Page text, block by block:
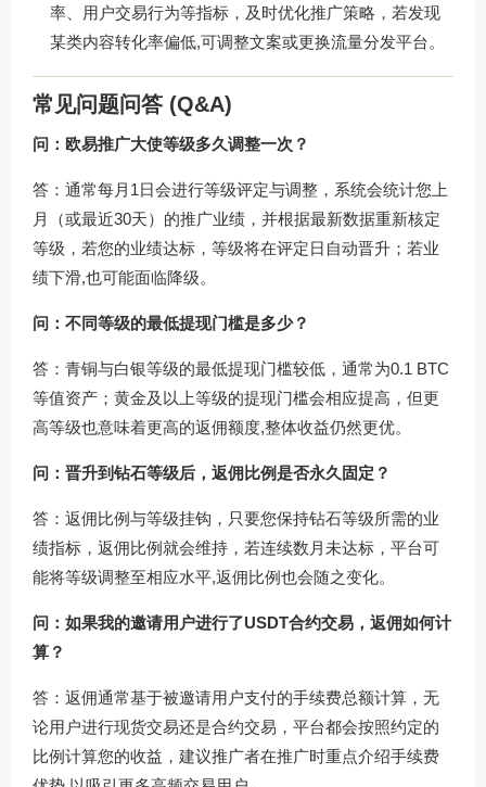
率、用户交易行为等指标，及时优化推广策略，若发现
某类内容转化率偏低,可调整文案或更换流量分发平台。
常见问题问答 (Q&A)
问：欧易推广大使等级多久调整一次？
答：通常每月1日会进行等级评定与调整，系统会统计您上
月（或最近30天）的推广业绩，并根据最新数据重新核定
等级，若您的业绩达标，等级将在评定日自动晋升；若业
绩下滑,也可能面临降级。
问：不同等级的最低提现门槛是多少？
答：青铜与白银等级的最低提现门槛较低，通常为0.1 BTC
等值资产；黄金及以上等级的提现门槛会相应提高，但更
高等级也意味着更高的返佣额度,整体收益仍然更优。
问：晋升到钻石等级后，返佣比例是否永久固定？
答：返佣比例与等级挂钩，只要您保持钻石等级所需的业
绩指标，返佣比例就会维持，若连续数月未达标，平台可
能将等级调整至相应水平,返佣比例也会随之变化。
问：如果我的邀请用户进行了USDT合约交易，返佣如何计
算？
答：返佣通常基于被邀请用户支付的手续费总额计算，无
论用户进行现货交易还是合约交易，平台都会按照约定的
比例计算您的收益，建议推广者在推广时重点介绍手续费